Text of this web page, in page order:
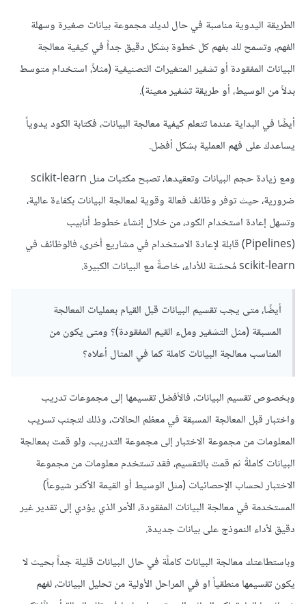
الطريقة اليدوية مناسبة في حال لديك مجموعة بيانات صغيرة وسهلة
الفهم، وتسمح لك بفهم كل خطوة بشكل دقيق جداً في كيفية معالجة
البيانات المفقودة أو تشفير المتغيرات التصنيفية (مثلاً، استخدام متوسط
بدلاً من الوسيط، أو طريقة تشفير معينة).
أيضًا في البداية عندما تتعلم كيفية معالجة البيانات، فكتابة الكود يدوياً
يساعدك على فهم العملية بشكل أفضل.
ومع زيادة حجم البيانات وتعقيدها، تصبح مكتبات مثل scikit-learn
ضرورية، حيث توفر وظائف فعالة وقوية لمعالجة البيانات بكفاءة عالية،
وتسهل إعادة استخدام الكود، من خلال إنشاء خطوط أنابيب
(Pipelines) قابلة لإعادة الاستخدام في مشاريع أخرى، فالوظائف في
scikit-learn مُحسّنة للأداء، خاصةً مع البيانات الكبيرة.
أيضًا، متى يجب تقسيم البيانات قبل القيام بعمليات المعالجة
المسبقة (مثل التشفير وملء القيم المفقودة)؟ ومتى يكون من
المناسب معالجة البيانات كاملة كما في المثال أعلاه؟
وبخصوص تقسيم البيانات، فالأفضل تقسيمها إلى مجموعات تدريب
واختبار قبل المعالجة المسبقة في معظم الحالات، وذلك لتجنب تسريب
المعلومات من مجموعة الاختبار إلى مجموعة التدريب، ولو قمت بمعالجة
البيانات كاملةً ثم قمت بالتقسيم، فقد تستخدم معلومات من مجموعة
الاختبار لحساب الإحصائيات (مثل الوسيط أو القيمة الأكثر شيوعاً)
المستخدمة في معالجة البيانات المفقودة، الأمر الذي يؤدي إلى تقدير غير
دقيق لأداء النموذج على بيانات جديدة.
وباستطاعتك معالجة البيانات كاملًة في حال البيانات قليلة جداً بحيث لا
يكون تقسيمها منطقياً او في المراحل الأولية من تحليل البيانات، لفهم